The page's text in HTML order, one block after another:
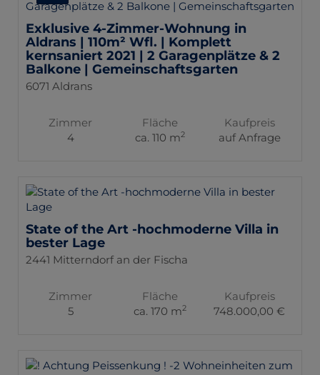
Exklusive 4-Zimmer-Wohnung in
Aldrans | 110m² Wfl. | Komplett
kernsaniert 2021 | 2 Garagenplätze & 2
Balkone | Gemeinschaftsgarten
6071 Aldrans
Zimmer
4
Fläche
ca. 110 m2
Kaufpreis
auf Anfrage
State of the Art -hochmoderne Villa in
bester Lage
2441 Mitterndorf an der Fischa
Zimmer
5
Fläche
ca. 170 m2
Kaufpreis
748.000,00 €